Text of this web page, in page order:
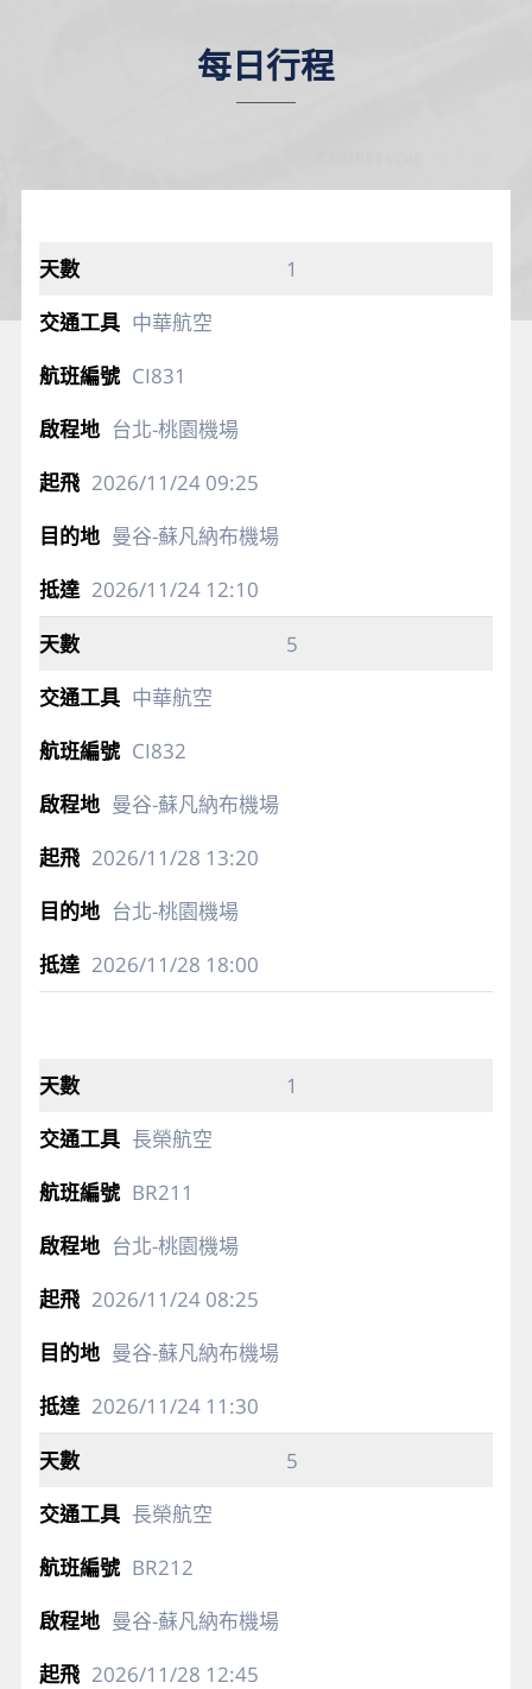
每日行程
1
中華航空
CI831
台北-桃園機場
2026/11/2409:25
曼谷-蘇凡納布機場
2026/11/2412:10
5
中華航空
CI832
曼谷-蘇凡納布機場
2026/11/28 13:20
台北-桃園機場
2026/11/28 18:00
1
長榮航空
BR211
台北-桃園機場
2026/11/2408:25
曼谷-蘇凡納布機場
2026/11/2411:30
5
長榮航空
BR212
曼谷-蘇凡納布機場
2026/11/28 12:45